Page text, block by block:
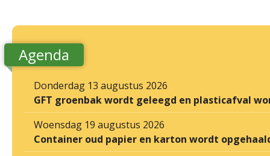
Agenda
Donderdag 13 augustus 2026
GFT groenbak wordt geleegd en plasticafval
Woensdag 19 augustus 2026
Container oud papier en karton wordt